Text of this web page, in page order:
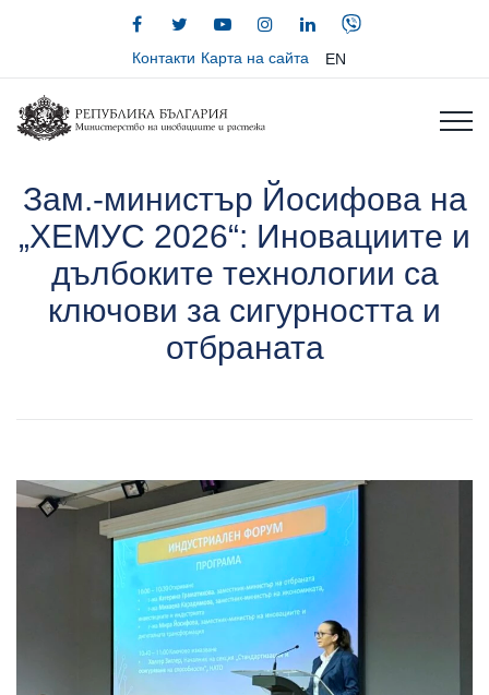
Контакти Карта на сайта EN
Зам.-министър Йосифова на
„ХЕМУС 2026“: Иновациите и
дълбоките технологии са
ключови за сигурността и
отбраната